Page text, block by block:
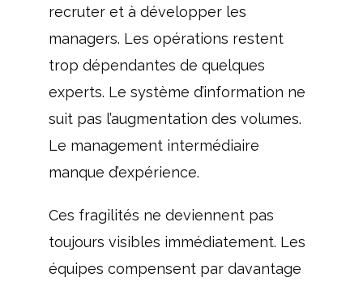
recruter et à développer les
managers. Les opérations restent
trop dépendantes de quelques
experts. Le système d’information ne
suit pas l’augmentation des volumes.
Le management intermédiaire
manque d’expérience.
Ces fragilités ne deviennent pas
toujours visibles immédiatement. Les
équipes compensent par davantage